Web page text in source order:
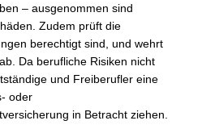
– ausgenommen sind
Zudem prüft die
berechtigt sind, und wehrt
Da berufliche Risiken nicht
und Freiberufler eine
oder
in Betracht ziehen.